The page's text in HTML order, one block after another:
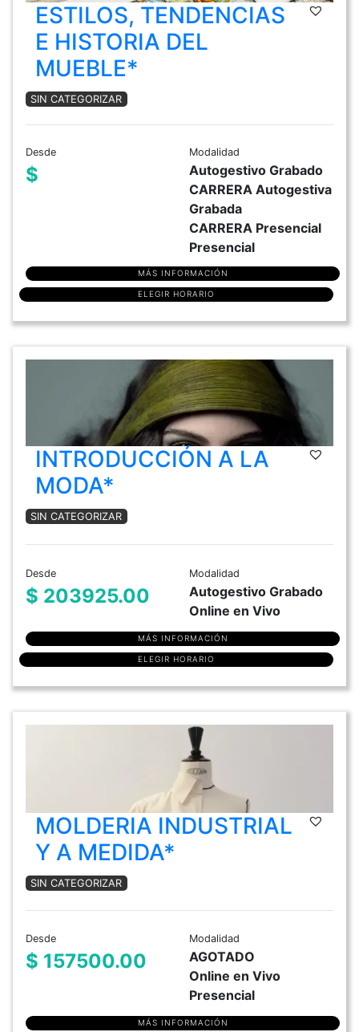
ESTILOS, TENDENCIAS
E HISTORIA DEL
MUEBLE*
SIN CATEGORIZAR
Desde
$
Modalidad
Autogestivo Grabado
CARRERA Autogestiva
Grabada
CARRERA Presencial
Presencial
MÁS INFORMACIÓN
ELEGIR HORARIO
INTRODUCCIÓN A LA
MODA*
SIN CATEGORIZAR
Desde
$ 203925.00
Modalidad
Autogestivo Grabado
Online en Vivo
MÁS INFORMACIÓN
ELEGIR HORARIO
MOLDERIA INDUSTRIAL
Y A MEDIDA*
SIN CATEGORIZAR
Desde
$ 157500.00
Modalidad
AGOTADO
Online en Vivo
Presencial
MÁS INFORMACIÓN